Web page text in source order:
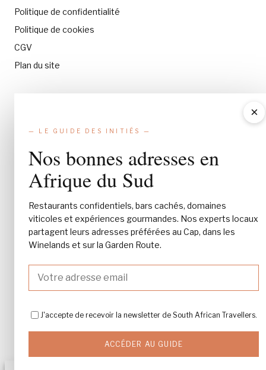
Politique de confidentialité
Politique de cookies
CGV
Plan du site
×
— LE GUIDE DES INITIÉS —
Nos bonnes adresses en
Afrique du Sud
Restaurants confidentiels, bars cachés, domaines
viticoles et expériences gourmandes. Nos experts locaux
partagent leurs adresses préférées au Cap, dans les
Winelands et sur la Garden Route.
J'accepte de recevoir la newsletter de South African Travellers.
ACCÉDER AU GUIDE